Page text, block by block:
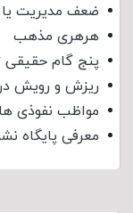
ضعف مدیریت
هرهری مذهب
پنج گام حقیقی
ریزش و رویش
مواظب نفوذی‌
معرفی پایگاه